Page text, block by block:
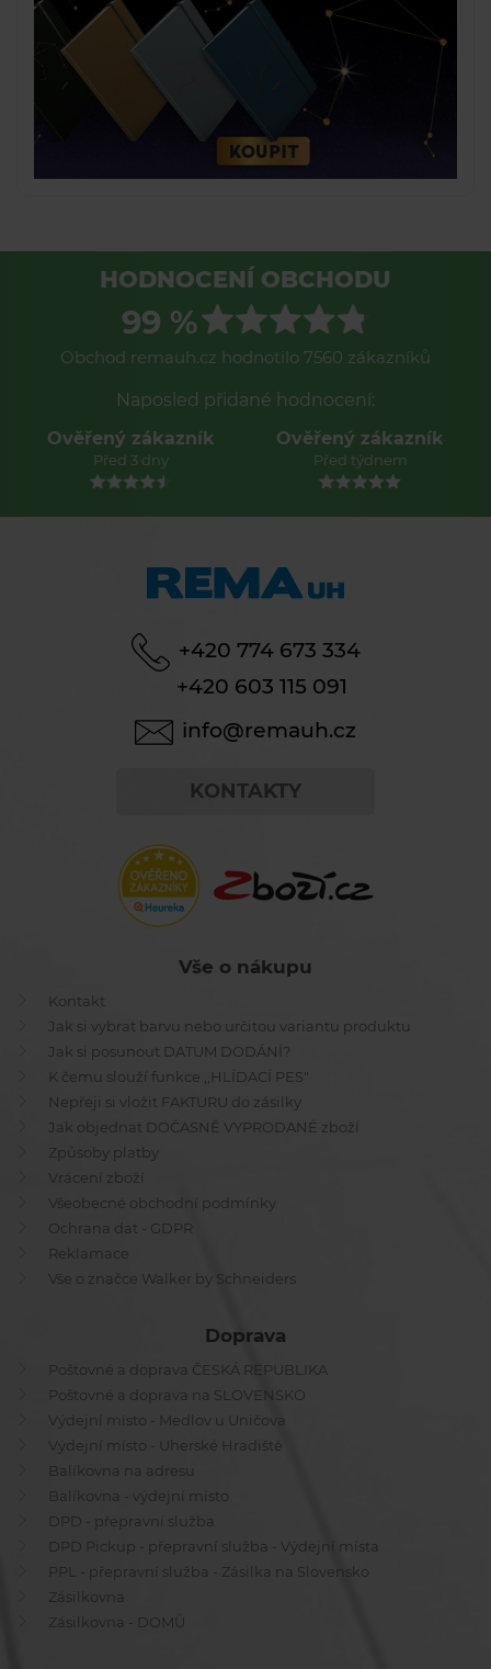
HODNOCENÍ OBCHODU
99 %
Obchod remauh.cz hodnotilo 7560 zákazníků
Naposled přidané hodnocení:
Ověřený zákazník
Před týdnem
Ověřený
Před týdnem
+420 774 673 334
+420 603 115 091
info@remauh.cz
KONTAKTY
Vše o nákupu
Kontakt
Jak si vybrat barvu nebo určitou variantu produktu
Jak si posunout DATUM DODÁNÍ?
K čemu slouží funkce ,,HLÍDACÍ PES"
Nepřeji si vložit FAKTURU do zásilky
Jak objednat DOČASNĚ VYPRODANÉ zboží
Způsoby platby
Vrácení zboží
Všeobecné obchodní podmínky
Ochrana dat - GDPR
Reklamace
Vše o značce Walker by Schneiders
Doprava
Poštovné a doprava ČESKÁ REPUBLIKA
Poštovné a doprava na SLOVENSKO
Výdejní místo - Medlov u Uničova
Výdejní místo - Uherské Hradiště
Balíkovna na adresu
Balíkovna - výdejní místo
DPD - přepravní služba
DPD Pickup - přepravní služba - Výdejní místa
PPL - přepravní služba - Zásilka na Slovensko
Zásilkovna
Zásilkovna - DOMŮ